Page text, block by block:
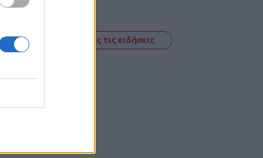
Δείτε όλες τις ειδήσεις